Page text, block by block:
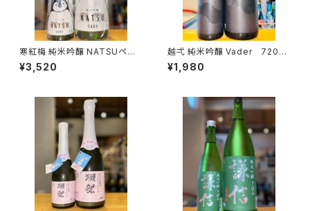
寒紅梅 純米吟醸 NATSUペン
ギン 1800ml１本（寒紅梅酒造・
三重県津市栗真中山町）
¥3,520
越弌 純米吟醸 Vader 720ml
１本（株式会社越後鶴亀・新潟県
新潟市西蒲区竹野町）
¥1,980